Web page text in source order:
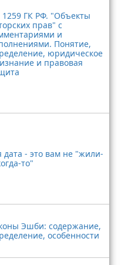
1259 ГК РФ. "Объекты
прав" с
и
Понятие,
юридическое
и правовая
дата - это вам не "жили-
то"
Эшби: содержание,
особенности